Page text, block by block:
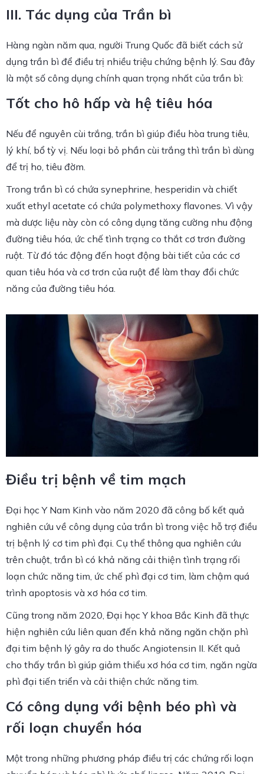
III. Tác dụng của Trần bì
Hàng ngàn năm qua, người Trung Quốc đã biết cách sử
dụng trần bì để điều trị nhiều triệu chứng bệnh lý. Sau đây
là một số công dụng chính quan trọng nhất của trần bì:
Tốt cho hô hấp và hệ tiêu hóa
Nếu để nguyên cùi trắng, trần bì giúp điều hòa trung tiêu,
lý khí, bổ tỳ vị. Nếu loại bỏ phần cùi trắng thì trần bì dùng
để trị ho, tiêu đờm.
Trong trần bì có chứa synephrine, hesperidin và chiết
xuất ethyl acetate có chứa polymethoxy flavones. Vì vậy
mà dược liệu này còn có công dụng tăng cường nhu động
đường tiêu hóa, ức chế tình trạng co thắt cơ trơn đường
ruột. Từ đó tác động đến hoạt động bài tiết của các cơ
quan tiêu hóa và cơ trơn của ruột để làm thay đổi chức
năng của đường tiêu hóa.
Điều trị bệnh về tim mạch
Đại học Y Nam Kinh vào năm 2020 đã công bố kết quả
nghiên cứu về công dụng của trần bì trong việc hỗ trợ điều
trị bệnh lý cơ tim phì đại. Cụ thể thông qua nghiên cứu
trên chuột, trần bì có khả năng cải thiện tình trạng rối
loạn chức năng tim, ức chế phì đại cơ tim, làm chậm quá
trình apoptosis và xơ hóa cơ tim.
Cũng trong năm 2020, Đại học Y khoa Bắc Kinh đã thực
hiện nghiên cứu liên quan đến khả năng ngăn chặn phì
đại tim bệnh lý gây ra do thuốc Angiotensin II. Kết quả
cho thấy trần bì giúp giảm thiểu xơ hóa cơ tim, ngăn ngừa
phì đại tiến triển và cải thiện chức năng tim.
Có công dụng với bệnh béo phì và
rối loạn chuyển hóa
Một trong những phương pháp điều trị các chứng rối loạn